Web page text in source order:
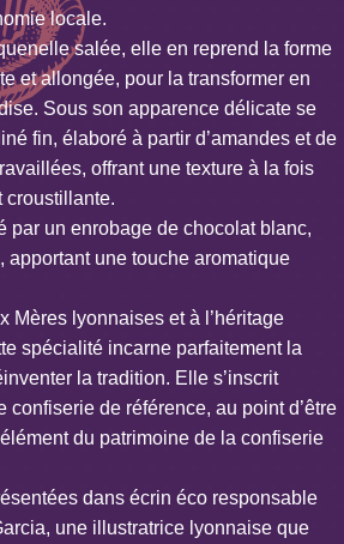
locale.
salée, elle en reprend la forme
et allongée, pour la transformer en
Sous son apparence délicate se
fin, élaboré à partir d’amandes et de
offrant une texture à la fois
croustillante.
par un enrobage de chocolat blanc,
apportant une touche aromatique
Mères lyonnaises et à l’héritage
spécialité incarne parfaitement la
la tradition. Elle s’inscrit
confiserie de référence, au point d’être
du patrimoine de la confiserie
dans écrin éco responsable
une illustratrice lyonnaise que